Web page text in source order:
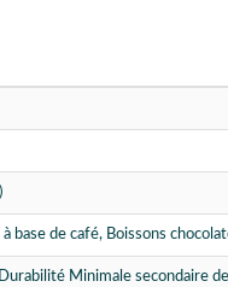
à base de café, Boissons
Minimale secondaire